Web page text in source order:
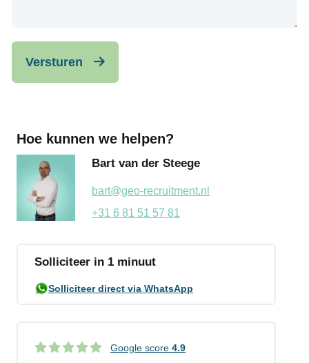
Versturen
Hoe kunnen we helpen?
Bart van der Steege
bart@geo-recruitment.nl
+31 6 81 51 57 81
Solliciteer in 1 minuut
Solliciteer direct via WhatsApp
Google score 4.9